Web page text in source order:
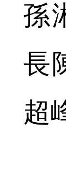
孫
長
超